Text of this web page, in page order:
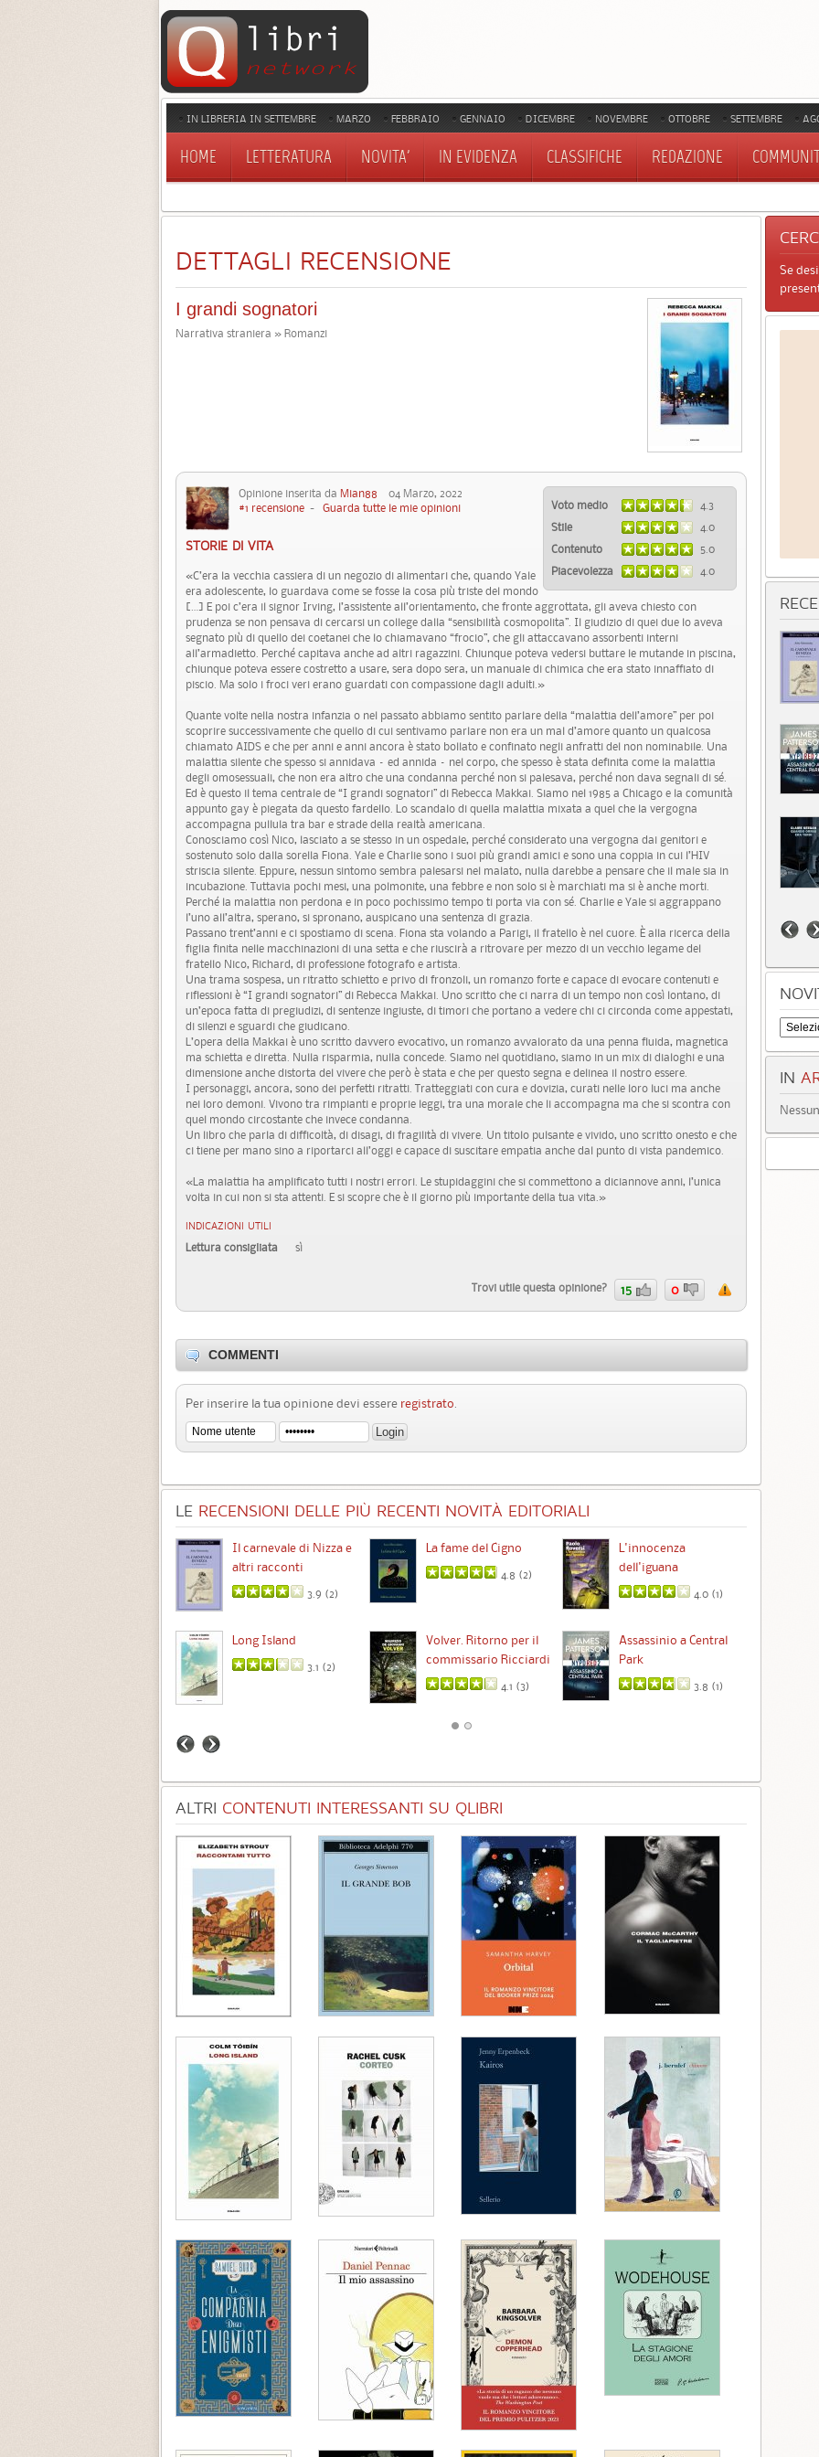
IN LIBRERIA IN SETTEMBRE MARZO FEBBRAIO GENNAIO DICEMBRE NOVEMBRE OTTOBRE SETTEMBRE
HOME LETTERATURA NOVITA' IN EVIDENZA CLASSIFICHE REDAZIONE
DETTAGLI RECENSIONE
I grandi sognatori
Narrativa straniera » Romanzi
Voto medio
4.3
Stile
4.0
Contenuto
5.0
Piacevolezza
4.0
Opinione inserita da Mian88 04 Marzo, 2022
#1 recensione - Guarda tutte le mie opinioni
STORIE DI VITA
«C’era la vecchia cassiera di un negozio di alimentari che, quando Yale
era adolescente, lo guardava come se fosse la cosa più triste del mondo
[…] E poi c’era il signor Irving, l’assistente all’orientamento, che fronte aggrottata, gli aveva chiesto con
prudenza se non pensava di cercarsi un college dalla “sensibilità cosmopolita”. Il giudizio di quei due lo aveva
segnato più di quello dei coetanei che lo chiamavano “frocio”, che gli attaccavano assorbenti interni
all’armadietto. Perché capitava anche ad altri ragazzini. Chiunque poteva vedersi buttare le mutande in piscina,
chiunque poteva essere costretto a usare, sera dopo sera, un manuale di chimica che era stato innaffiato di
piscio. Ma solo i froci veri erano guardati con compassione dagli adulti.»
Quante volte nella nostra infanzia o nel passato abbiamo sentito parlare della “malattia dell’amore” per poi
scoprire successivamente che quello di cui sentivamo parlare non era un mal d’amore quanto un qualcosa
chiamato AIDS e che per anni e anni ancora è stato bollato e confinato negli anfratti del non nominabile. Una
malattia silente che spesso si annidava – ed annida – nel corpo, che spesso è stata definita come la malattia
degli omosessuali, che non era altro che una condanna perché non si palesava, perché non dava segnali di sé.
Ed è questo il tema centrale de “I grandi sognatori” di Rebecca Makkai. Siamo nel 1985 a Chicago e la comunità
appunto gay è piegata da questo fardello. Lo scandalo di quella malattia mixata a quel che la vergogna
accompagna pullula tra bar e strade della realtà americana.
Conosciamo così Nico, lasciato a se stesso in un ospedale, perché considerato una vergogna dai genitori e
sostenuto solo dalla sorella Fiona. Yale e Charlie sono i suoi più grandi amici e sono una coppia in cui l’HIV
striscia silente. Eppure, nessun sintomo sembra palesarsi nel malato, nulla darebbe a pensare che il male sia in
incubazione. Tuttavia pochi mesi, una polmonite, una febbre e non solo si è marchiati ma si è anche morti.
Perché la malattia non perdona e in poco pochissimo tempo ti porta via con sé. Charlie e Yale si aggrappano
l’uno all’altra, sperano, si spronano, auspicano una sentenza di grazia.
Passano trent’anni e ci spostiamo di scena. Fiona sta volando a Parigi, il fratello è nel cuore. È alla ricerca della
figlia finita nelle macchinazioni di una setta e che riuscirà a ritrovare per mezzo di un vecchio legame del
fratello Nico, Richard, di professione fotografo e artista.
Una trama sospesa, un ritratto schietto e privo di fronzoli, un romanzo forte e capace di evocare contenuti e
riflessioni è “I grandi sognatori” di Rebecca Makkai. Uno scritto che ci narra di un tempo non così lontano, di
un’epoca fatta di pregiudizi, di sentenze ingiuste, di timori che portano a vedere chi ci circonda come appestati,
di silenzi e sguardi che giudicano.
L’opera della Makkai è uno scritto davvero evocativo, un romanzo avvalorato da una penna fluida, magnetica
ma schietta e diretta. Nulla risparmia, nulla concede. Siamo nel quotidiano, siamo in un mix di dialoghi e una
dimensione anche distorta del vivere che però è stata e che per questo segna e delinea il nostro essere.
I personaggi, ancora, sono dei perfetti ritratti. Tratteggiati con cura e dovizia, curati nelle loro luci ma anche
nei loro demoni. Vivono tra rimpianti e proprie leggi, tra una morale che li accompagna ma che si scontra con
quel mondo circostante che invece condanna.
Un libro che parla di difficoltà, di disagi, di fragilità di vivere. Un titolo pulsante e vivido, uno scritto onesto e che
ci tiene per mano sino a riportarci all’oggi e capace di suscitare empatia anche dal punto di vista pandemico.
«La malattia ha amplificato tutti i nostri errori. Le stupidaggini che si commettono a diciannove anni, l’unica
volta in cui non si sta attenti. E si scopre che è il giorno più importante della tua vita.»
INDICAZIONI UTILI
Lettura consigliata sì
Trovi utile questa opinione? 15 0
COMMENTI
Per inserire la tua opinione devi essere registrato
LE RECENSIONI DELLE PIÙ RECENTI NOVITÀ EDITORIALI
Il carnevale di Nizza e
altri racconti
3.9 (2)
La fame del Cigno
4.8 (2)
L'innocenza
dell'iguana
4.0 (1)
Long Island
3.1 (2)
Volver. Ritorno per il
commissario Ricciardi
4.1 (3)
Assassinio a Central
Park
3.8 (1)
ALTRI CONTENUTI INTERESSANTI SU QLIBRI
Se
IN